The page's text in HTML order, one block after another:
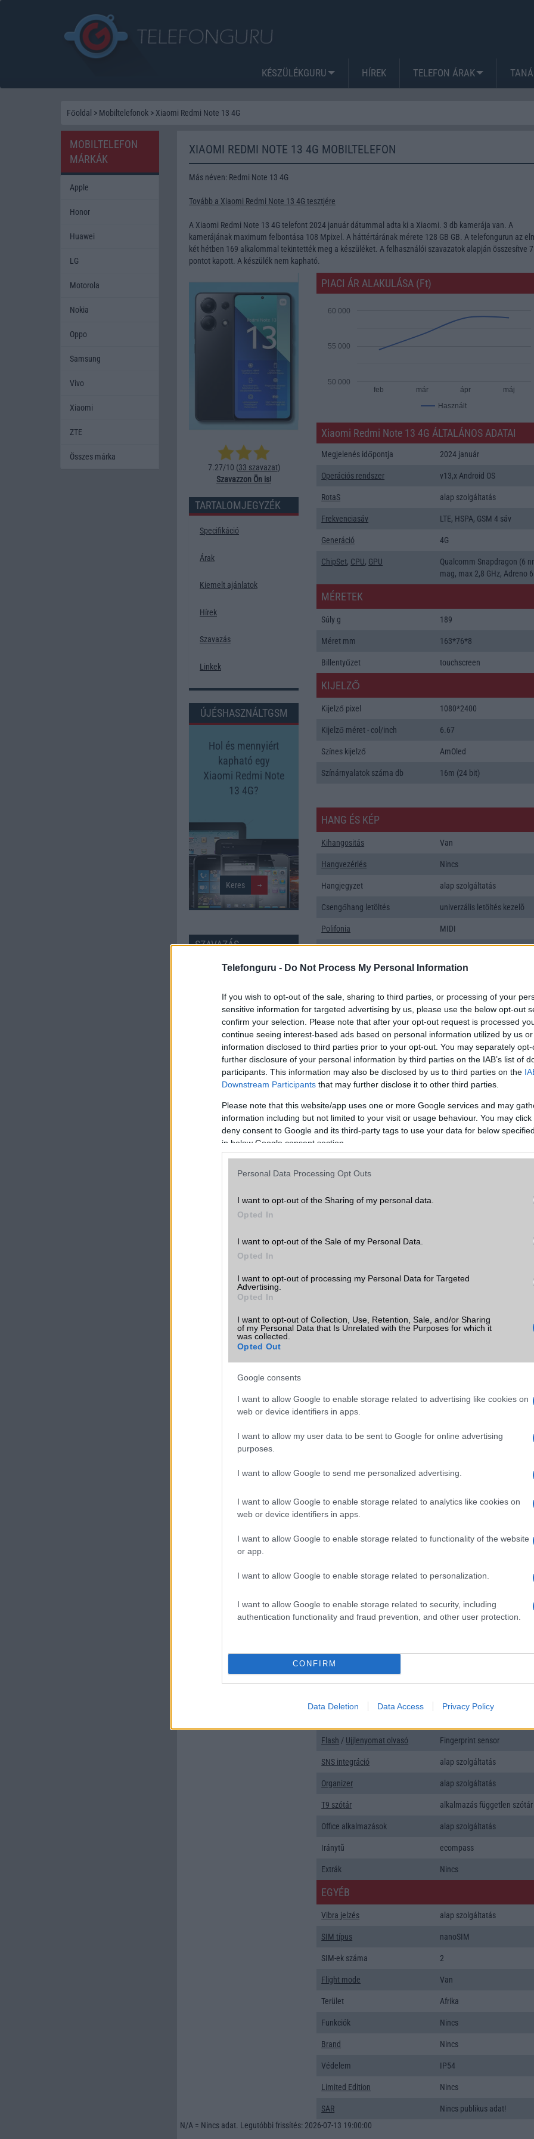
Telefonguru - Do Not Process My Personal Information
If you wish to opt-out of the sale, sharing to third parties, or processing of your
sensitive information for targeted advertising by us, please use the below opt-out
confirm your selection. Please note that after your opt-out request is processed
continue seeing interest-based ads based on personal information utilized by us
information disclosed to third parties prior to your opt-out. You may separately
further disclosure of your personal information by third parties on the IAB’s list of
participants. This information may also be disclosed by us to third parties on the
Downstream Participants that may further disclose it to other third parties.
Please note that this website/app uses one or more Google services and may
information including but not limited to your visit or usage behaviour. You may
deny consent to Google and its third-party tags to use your data for below
in below Google consent section.
Personal Data Processing Opt Outs
I want to opt-out of the Sharing of my personal data.
Opted In
I want to opt-out of the Sale of my Personal Data.
Opted In
I want to opt-out of processing my Personal Data for Targeted
Advertising.
Opted In
I want to opt-out of Collection, Use, Retention, Sale, and/or Sharing
of my Personal Data that Is Unrelated with the Purposes for which it
was collected.
Opted Out
Google consents
I want to allow Google to enable storage related to advertising like cookies on
web or device identifiers in apps.
I want to allow my user data to be sent to Google for online advertising
purposes.
I want to allow Google to send me personalized advertising.
I want to allow Google to enable storage related to analytics like cookies on
web or device identifiers in apps.
I want to allow Google to enable storage related to functionality of the website
or app.
I want to allow Google to enable storage related to personalization.
I want to allow Google to enable storage related to security, including
authentication functionality and fraud prevention, and other user protection.
CONFIRM
Data Deletion Data Access Privacy Policy
KÉSZÜLÉKGURU HÍREK TELEFON ÁRAK
Főoldal > Mobiltelefonok > Xiaomi Redmi Note 13 4G
XIAOMI REDMI NOTE 13 4G MOBILTELEFON
Más néven: Redmi Note 13 4G
Tovább a Xiaomi Redmi Note 13 4G tesztjére
A Xiaomi Redmi Note 13 4G telefont 2024 január dátummal adta ki a Xiaomi. 3 db kamerája van. A
kamerájának maximum felbontása 108 Mpixel. A háttértárának mérete 128 GB GB. A telefongurun az
két hétben 169 alkalommal tekintették meg a készüléket. A felhasználói szavazatok alapján összesítve
pontot kapott. A készülék nem kapható.
7.27/10 (33 szavazat)
Szavazzon Ön is!
TARTALOMJEGYZÉK
Specifikáció
Árak
Kiemelt ajánlatok
Hírek
Szavazás
Linkek
ÚJÉSHASZNÁLTGSM
Hol és mennyiért
kapható egy
Xiaomi Redmi Note
13 4G?
SZAVAZÁS
Külső: 7.24
Tudás: 6.85
Értékelés: 7.27 | Szavazatok: 33
Szavazzon Ön is!
LINKEK
Xiaomi Redmi Note
13 4G vélemények,
Összehasonlítás
13 4G árak
Friss hírek a
készülékről
További Xiaomi
mobiltelefonok
PIACI ÁR ALAKULÁSA (Ft)
Használt
feb már ápr máj
50 000
55 000
60 000
Xiaomi Redmi Note 13 4G ÁLTALÁNOS ADATAI
Megjelenés időpontja 2024 január
Operációs rendszer v13,x Android OS
RotaS alap szolgáltatás
Frekvenciasáv LTE, HSPA, GSM 4 sáv
Generáció 4G
ChipSet, CPU, GPU
Qualcomm Snapdragon (6
mag, max 2,8 GHz, Adreno
MÉRETEK
Súly g 189
Méret mm 163*76*8
Billentyűzet touchscreen
KIJELZŐ
Kijelző pixel 1080*2400
Kijelző méret - col/inch 6.67
Színes kijelző AmOled
Színárnyalatok száma db 16m (24 bit)
HANG ÉS KÉP
Kihangositás Van
Hangvezérlés Nincs
Hangjegyzet alap szolgáltatás
Csengőhang letöltés univerzális letöltés kezelõ
Polifonia MIDI
Rádió Nincs
Kamera
Max. kamera felbontás (több
kamera esetén)
108 Mpixel
Video lejátszás 1080p HD lejátszó
MEMÓRIA ÉS TÁRHELY
Min. memória 6 GB
Min. háttértár
Memória bővíthetőség T-Flash/microSD
ADATCSERE
GPRS
WAP
Bluetooth v5,x
Wi-Fi Direct Nincs
Wi-Fi extra
Wi-Fi HotSpot alap szolgáltatás
TV/USB kapcsolat OtG (On-the-Go USB)
BDS (Kína), Galileo (EU)
AKKUMULÁTOR
Típus Li-Polimer
Beszélgetési idő h /
Gyorstöltés
Flash / Ujjlenyomat olvasó Fingerprint sensor
SNS integráció alap szolgáltatás
Organizer alap szolgáltatás
T9 szótár alkalmazás független szótár
Office alkalmazások alap szolgáltatás
Iránytũ ecompass
Extrák Nincs
EGYÉB
Vibra jelzés alap szolgáltatás
SIM típus nanoSIM
SIM-ek száma 2
Flight mode Van
Terület Afrika
Funkciók Nincs
Brand Nincs
Védelem IP54
Limited Edition Nincs
SAR
Nincs publikus adat!
N/A = Nincs adat. Legutóbbi frissítés: 2026-07-13 19:00:00
MOBILTELEFON
MÁRKÁK
Apple
Honor
Huawei
LG
Motorola
Nokia
Oppo
Samsung
Vivo
Xiaomi
ZTE
Összes márka